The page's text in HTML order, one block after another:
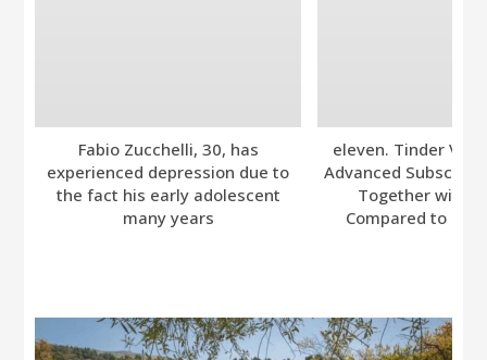
Fabio Zucchelli, 30, has
experienced depression due to
the fact his early adolescent
many years
eleven. Tinder
Advanced
Together with
Compared to